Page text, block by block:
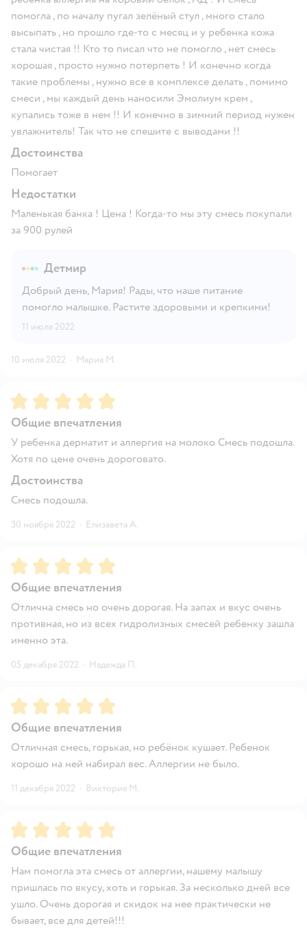
помогла , по началу пугал зелёный стул , много стало
высыпать , но прошло где-то с месяц и у ребенка кожа
стала чистая !! Кто то писал что не помогло , нет смесь
хорошая , просто нужно потерпеть ! И конечно когда
такие проблемы , нужно все в комплексе делать , помимо
смеси , мы каждый день наносили Эмолиум крем ,
купались тоже в нем !! И конечно в зимний период нужен
увлажнитель! Так что не спешите с выводами !!
Достоинства
Помогает
Недостатки
Маленькая банка ! Цена ! Когда-то мы эту смесь покупали
за 900 рулей
Детмир
Добрый день, Мария! Рады, что наше питание
помогло малышке. Растите здоровыми и крепкими!
11 июля 2022
10 июля 2022 · Мария М.
Рейтинг:5
Общие впечатления
У ребенка дерматит и аллергия на молоко Смесь подошла.
Хотя по цене очень дороговато.
Достоинства
Смесь подошла.
30 ноября 2022 · Елизавета А.
Рейтинг:5
Общие впечатления
Отлична смесь но очень дорогая. На запах и вкус очень
противная, но из всех гидролизных смесей ребенку зашла
именно эта.
05 декабря 2022 · Надежда П.
Рейтинг:5
Общие впечатления
Отличная смесь, горькая, но ребёнок кушает. Ребенок
хорошо на ней набирал вес. Аллергии не было.
11 декабря 2022 · Виктория М.
Рейтинг:5
Общие впечатления
Нам помогла эта смесь от аллергии, нашему малышу
пришлась по вкусу, хоть и горькая. За несколько дней все
ушло. Очень дорогая и скидок на нее практически не
бывает, все для детей!!!